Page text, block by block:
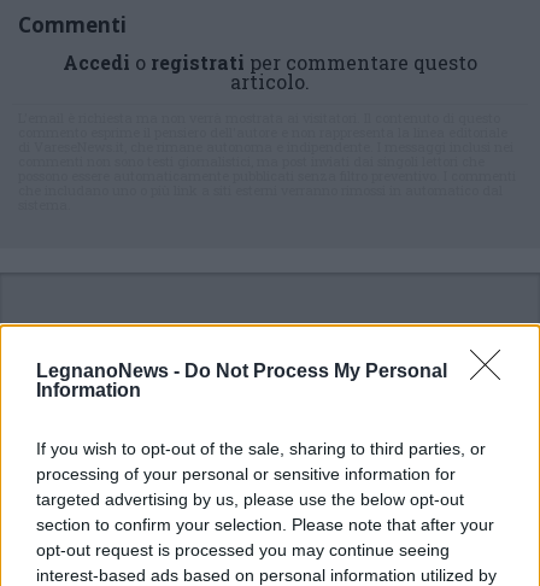
LegnanoNews - Do Not Process My Personal
Information
If you wish to opt-out of the sale, sharing to third parties, or
processing of your personal or sensitive information for
targeted advertising by us, please use the below opt-out
section to confirm your selection. Please note that after your
opt-out request is processed you may continue seeing
interest-based ads based on personal information utilized by
Commenti
Accedi o registrati per commentare questo
articolo.